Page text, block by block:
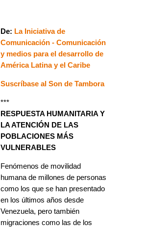
De: La Iniciativa de
Comunicación - Comunicación
y medios para el desarrollo de
América Latina y el Caribe
Suscríbase al Son de Tambora
***
RESPUESTA HUMANITARIA Y
LA ATENCIÓN DE LAS
POBLACIONES MÁS
VULNERABLES
Fenómenos de movilidad
humana de millones de personas
como los que se han presentado
en los últimos años desde
Venezuela, pero también
migraciones como las de los